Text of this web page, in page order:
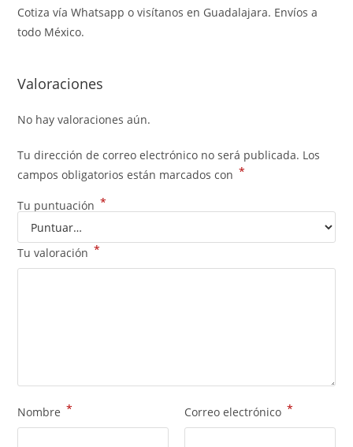
Cotiza vía Whatsapp o visítanos en Guadalajara. Envíos a
todo México.
Valoraciones
No hay valoraciones aún.
Tu dirección de correo electrónico no será publicada. Los
campos obligatorios están marcados con *
Tu puntuación *
Tu valoración *
Nombre * Correo electrónico *